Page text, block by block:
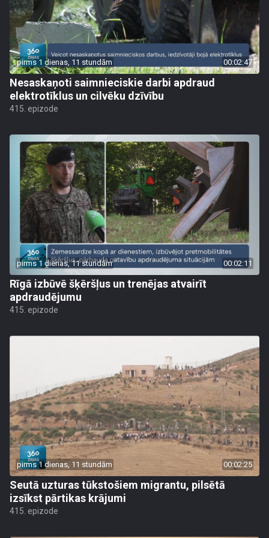
pirms 1 dienas, 11 stundām 00:02:47
Nesaskaņoti saimnieciskie darbi apdraud
elektrotīklus un cilvēku dzīvību
415. epizode
pirms 1 dienas, 11 stundām 00:02:11
Rīgā izbūvē šķēršļus un trenējas atvairīt
apdraudējumu
415. epizode
pirms 1 dienas, 11 stundām 00:02:25
Seutā uzturas tūkstošiem migrantu, pilsētā
izsīkst pārtikas krājumi
415. epizode